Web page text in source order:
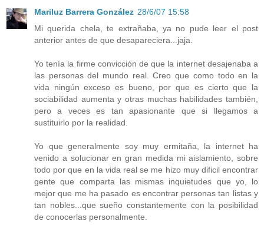
Mariluz Barrera González 28/6/07 15:58
Mi querida chela, te extrañaba, ya no pude leer el post
anterior antes de que desapareciera...jaja.
Yo tenía la firme convicción de que la internet desajenaba a
las personas del mundo real. Creo que como todo en la
vida ningún exceso es bueno, por que es cierto que la
sociabilidad aumenta y otras muchas habilidades también,
pero a veces es tan apasionante que si llegamos a
sustituirlo por la realidad.
Yo que generalmente soy muy ermitaña, la internet ha
venido a solucionar en gran medida mi aislamiento, sobre
todo por que en la vida real se me hizo muy dificil encontrar
gente que comparta las mismas inquietudes que yo, lo
mejor que me ha pasado es encontrar personas tan listas y
tan nobles...que sueño constantemente con la posibilidad
de conocerlas personalmente.